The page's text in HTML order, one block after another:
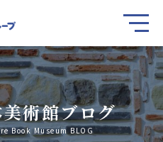
術館ブログ
Book Museum BLOG